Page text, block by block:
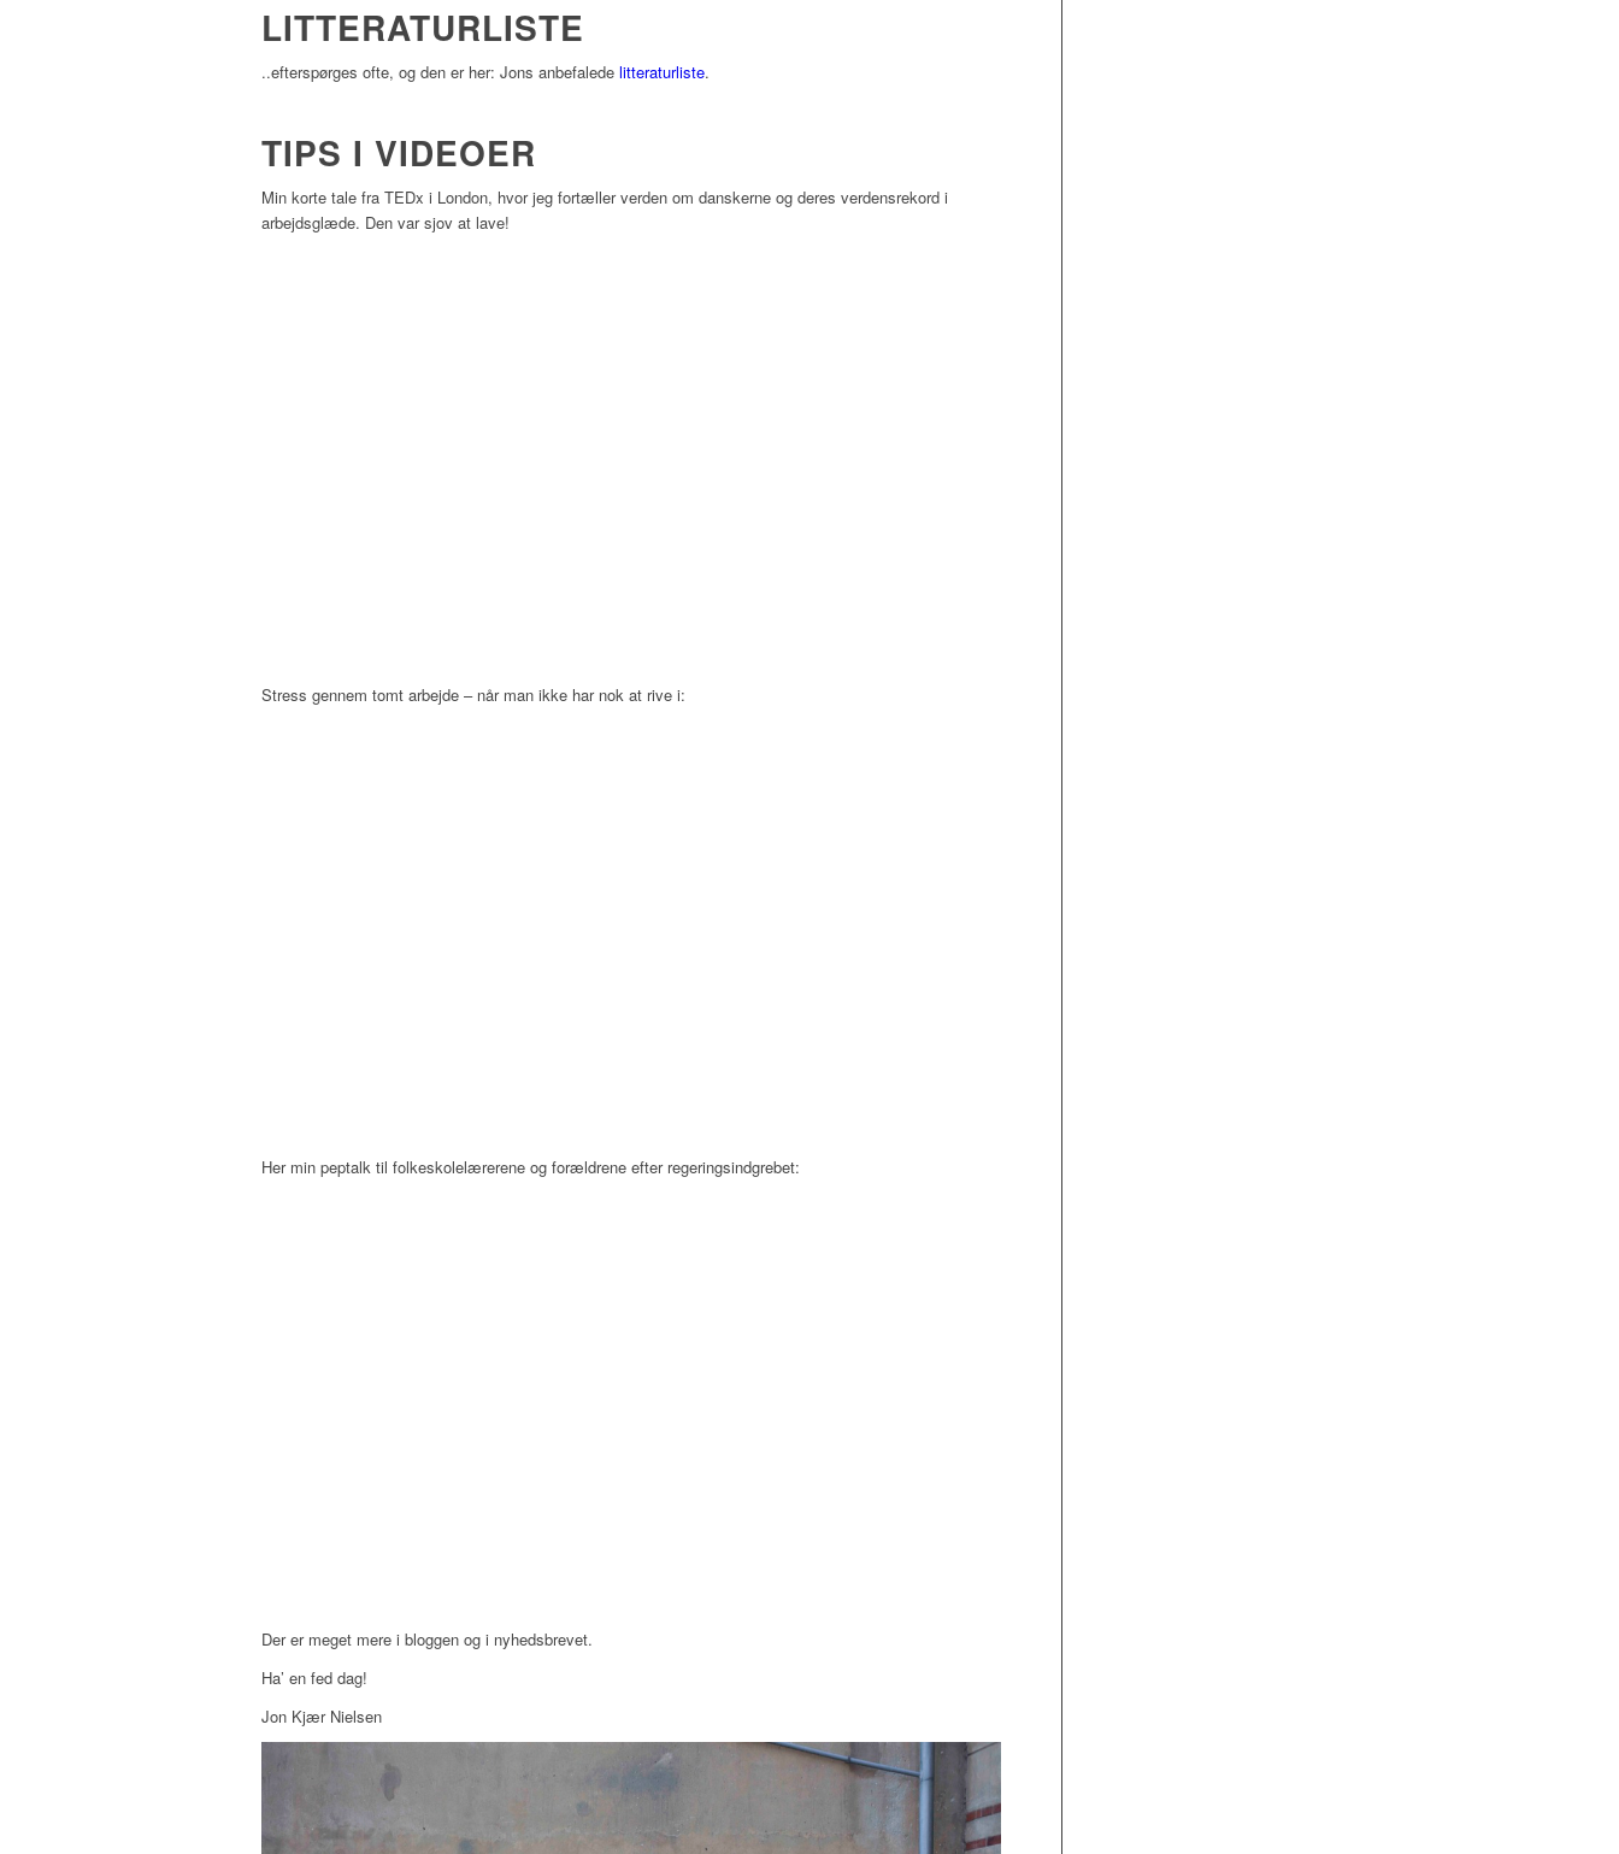
LITTERATURLISTE
..efterspørges ofte, og den er her: Jons anbefalede litteraturliste.
TIPS I VIDEOER
Min korte tale fra TEDx i London, hvor jeg fortæller verden om danskerne og deres verdensrekord i
arbejdsglæde. Den var sjov at lave!
Stress gennem tomt arbejde – når man ikke har nok at rive i:
Her min peptalk til folkeskolelærerene og forældrene efter regeringsindgrebet:
Der er meget mere i bloggen og i nyhedsbrevet.
Ha’ en fed dag!
Jon Kjær Nielsen